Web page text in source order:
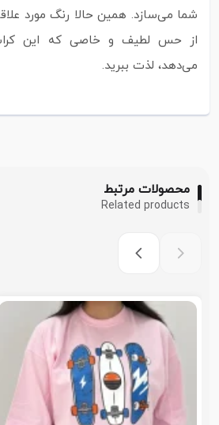
شما می‌سازد. همین حالا رنگ مورد
از حس لطیف و خاصی که این
می‌دهد، لذت ببرید.
محصولات مرتبط
Related products